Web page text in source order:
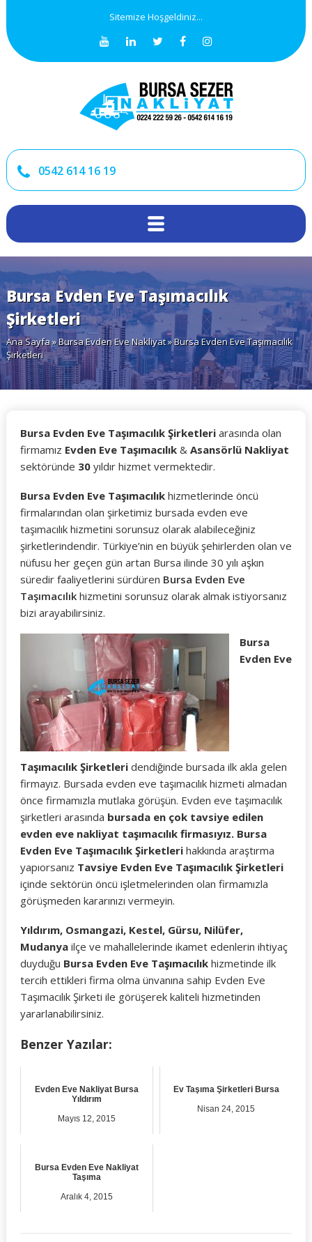
Sitemize Hoşgeldiniz...
0542 614 16 19
Bursa Evden Eve Taşımacılık
Şirketleri
Ana Sayfa»Bursa Evden Eve Nakliyat» Bursa Evden Eve Taşımacılık
Şirketleri
Bursa Evden Eve Taşımacılık Şirketleriarasında olan
firmamız Evden Eve Taşımacılık& Asansörlü Nakliyat
sektöründe 30yıldır hizmet vermektedir.
Bursa Evden Eve Taşımacılıkhizmetlerinde öncü
firmalarından olan şirketimiz bursada evden eve
taşımacılık hizmetini sorunsuz olarak alabileceğiniz
şirketlerindendir. Türkiye’nin en büyük şehirlerden olan ve
nüfusu her geçen gün artan Bursa ilinde 30 yılı aşkın
süredir faaliyetlerini sürdüren Bursa Evden Eve
Taşımacılıkhizmetini sorunsuz olarak almak istiyorsanız
bizi arayabilirsiniz.
Bursa
Evden Eve
Taşımacılık Şirketleridendiğinde bursada ilk akla gelen
firmayız. Bursada evden eve taşımacılık hizmeti almadan
önce firmamızla mutlaka görüşün. Evden eve taşımacılık
şirketleri arasında bursada en çok tavsiye edilen
evden eve nakliyat taşımacılık firmasıyız. Bursa
Evden Eve Taşımacılık Şirketlerihakkında araştırma
yapıorsanız Tavsiye Evden Eve Taşımacılık Şirketleri
içinde sektörün öncü işletmelerinden olan firmamızla
görüşmeden kararınızı vermeyin.
Yıldırım, Osmangazi, Kestel, Gürsu, Nilüfer,
Mudanyailçe ve mahallelerinde ikamet edenlerin ihtiyaç
duyduğu Bursa Evden Eve Taşımacılıkhizmetinde ilk
tercih ettikleri firma olma ünvanına sahip Evden Eve
Taşımacılık Şirketi ile görüşerek kaliteli hizmetinden
yararlanabilirsiniz.
Benzer Yazılar:
Evden Eve Nakliyat Bursa
Yıldırım
Mayıs 12, 2015
Ev Taşıma Şirketleri Bursa
Nisan 24, 2015
Bursa Evden Eve Nakliyat
Taşıma
Aralık 4, 2015